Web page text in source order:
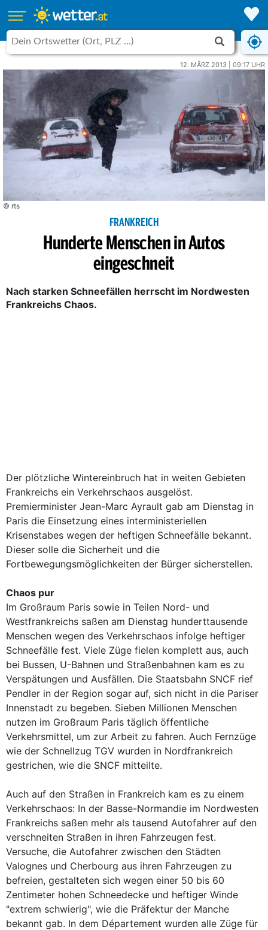
12. MÄRZ 2013 | 09:17 UHR
© rts
FRANKREICH
Hunderte Menschen in Autos
eingeschneit
Nach starken Schneefällen herrscht im Nordwesten
Frankreichs Chaos.
Der plötzliche Wintereinbruch hat in weiten Gebieten
Frankreichs ein Verkehrschaos ausgelöst.
Premierminister Jean-Marc Ayrault gab am Dienstag in
Paris die Einsetzung eines interministeriellen
Krisenstabes wegen der heftigen Schneefälle bekannt.
Dieser solle die Sicherheit und die
Fortbewegungsmöglichkeiten der Bürger sicherstellen.
Chaos pur
Im Großraum Paris sowie in Teilen Nord- und
Westfrankreichs saßen am Dienstag hunderttausende
Menschen wegen des Verkehrschaos infolge heftiger
Schneefälle fest. Viele Züge fielen komplett aus, auch
bei Bussen, U-Bahnen und Straßenbahnen kam es zu
Verspätungen und Ausfällen. Die Staatsbahn SNCF rief
Pendler in der Region sogar auf, sich nicht in die Pariser
Innenstadt zu begeben. Sieben Millionen Menschen
nutzen im Großraum Paris täglich öffentliche
Verkehrsmittel, um zur Arbeit zu fahren. Auch Fernzüge
wie der Schnellzug TGV wurden in Nordfrankreich
gestrichen, wie die SNCF mitteilte.
Auch auf den Straßen in Frankreich kam es zu einem
Verkehrschaos: In der Basse-Normandie im Nordwesten
Frankreichs saßen mehr als tausend Autofahrer auf den
verschneiten Straßen in ihren Fahrzeugen fest.
Versuche, die Autofahrer zwischen den Städten
Valognes und Cherbourg aus ihren Fahrzeugen zu
befreien, gestalteten sich wegen einer 50 bis 60
Zentimeter hohen Schneedecke und heftiger Winde
"extrem schwierig", wie die Präfektur der Manche
bekannt gab. In dem Département wurden alle Züge für